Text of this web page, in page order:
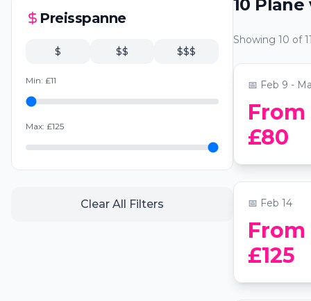
Preisspanne
$ $$ $$$
Min: £11
Max: £125
Clear All Filters
10 Pläne
Showing 10 of11
Phantom
📍Sofitel
📅 Feb 9 -
From
£80
📍La
📅 Feb 14
From
£125
The
📍The